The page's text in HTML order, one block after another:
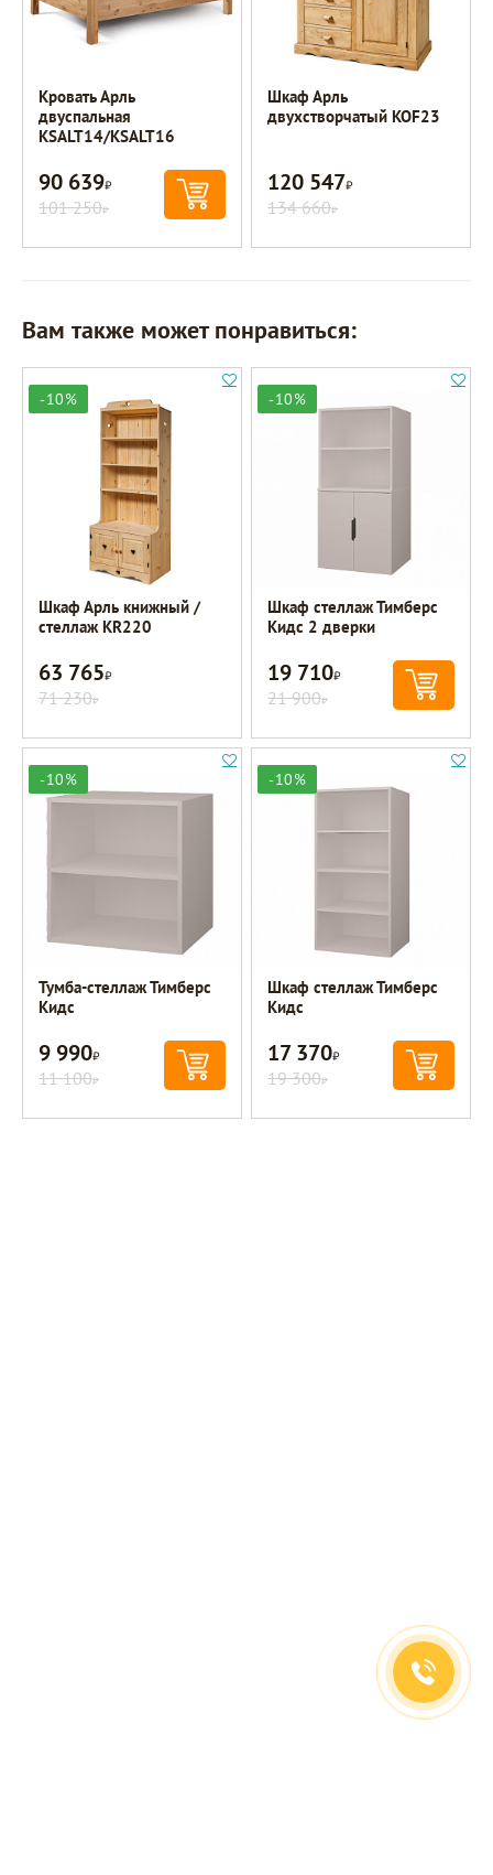
Кровать Арль
двуспальная
KSALT14/KSALT16
90 639Р
101 250Р
Шкаф Арль
двухстворчатый KOF23
120 547Р
134 660Р
Вам также может понравиться:
-10%
Шкаф Арль книжный /
стеллаж KR220
63 765Р
71 230Р
-10%
Шкаф стеллаж Тимберс
Кидс 2 дверки
19 710Р
21 900Р
-10%
Тумба-стеллаж Тимберс
Кидс
9 990Р
11 100Р
-10%
Шкаф стеллаж Тимберс
Кидс
17 370Р
19 300Р